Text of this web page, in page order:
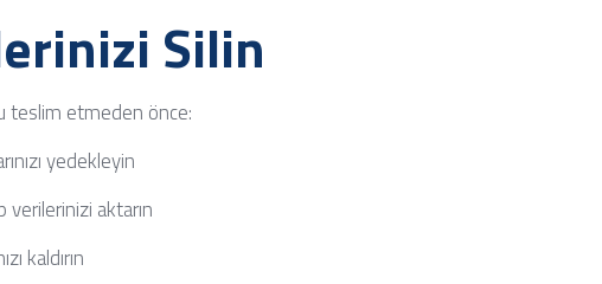
Silin
teslim etmeden önce:
yedekleyin
aktarın
kaldırın